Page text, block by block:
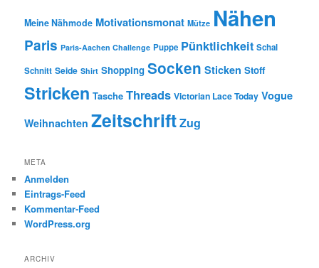
Meine Nähmode Motivationsmonat Mütze Nähen
Paris Paris-Aachen Challenge Puppe Pünktlichkeit Schal
Schnitt Seide Shirt Shopping Socken Sticken Stoff
Stricken Tasche Threads Victorian Lace Today Vogue
Weihnachten ZeitschriftZug
META
Anmelden
Eintrags-Feed
Kommentar-Feed
WordPress.org
ARCHIV